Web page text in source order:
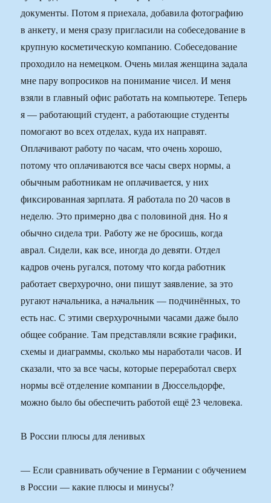
документы. Потом я приехала, добавила фотографию
в анкету, и меня сразу пригласили на собеседование в
крупную косметическую компанию. Собеседование
проходило на немецком. Очень милая женщина задала
мне пару вопросиков на понимание чисел. И меня
взяли в главный офис работать на компьютере. Теперь
я — работающий студент, а работающие студенты
помогают во всех отделах, куда их направят.
Оплачивают работу по часам, что очень хорошо,
потому что оплачиваются все часы сверх нормы, а
обычным работникам не оплачивается, у них
фиксированная зарплата. Я работала по 20 часов в
неделю. Это примерно два с половиной дня. Но я
обычно сидела три. Работу же не бросишь, когда
аврал. Сидели, как все, иногда до девяти. Отдел
кадров очень ругался, потому что когда работник
работает сверхурочно, они пишут заявление, за это
ругают начальника, а начальник — подчинённых, то
есть нас. С этими сверхурочными часами даже было
общее собрание. Там представляли всякие графики,
схемы и диаграммы, сколько мы наработали часов. И
сказали, что за все часы, которые переработал сверх
нормы всё отделение компании в Дюссельдорфе,
можно было бы обеспечить работой ещё 23 человека.
В России плюсы для ленивых
— Если сравнивать обучение в Германии с обучением
в России — какие плюсы и минусы?